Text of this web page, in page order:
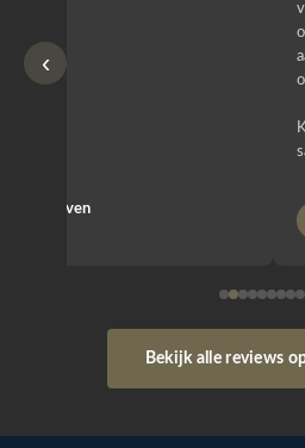
‹
vertaald naar een website die
overzichtelijk is en goed past bij
aanpassingen werden prettig en
Kortom: een fijne en betrouwbare
Bekijk alle reviews